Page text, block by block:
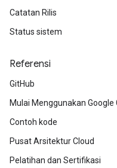
Catatan Rilis
Status sistem
Referensi
GitHub
Mulai Menggunakan Google
Contoh kode
Pusat Arsitektur Cloud
Pelatihan dan Sertifikasi